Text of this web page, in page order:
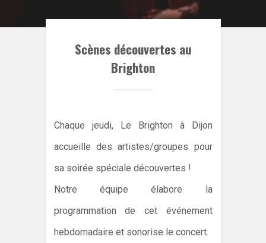
Scènes découvertes au
Brighton
Chaque jeudi, Le Brighton à Dijon
accueille des artistes/groupes pour
sa soirée spéciale découvertes !
Notre équipe élabore la
programmation de cet événement
hebdomadaire et sonorise le concert.